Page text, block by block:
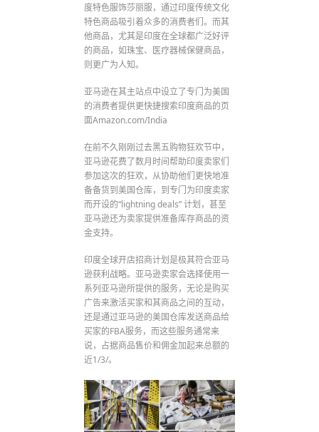
度特色服饰莎丽服，通过印度传统文化
特色商品吸引着众多的消费者们。而其
他商品，尤其是印度在全球都广泛好评
的商品，如珠宝、医疗器械保健商品，
则更广为人知。
亚马逊在其主站点中设立了专门为美国
的消费者提供更快捷搜索印度商品的页
面Amazon.com/India
在前不久刚刚过去黑五购物狂欢节中，
亚马逊花费了数月时间帮助印度卖家们
参加这次的狂欢，从协助他们更快地准
备备货到美国仓库，到专门为印度卖家
而开设的“lightning deals” 计划，甚至
亚马逊还为卖家提供准备库存商品的资
金支持。
印度全球开店招商计划是极其符合亚马
逊获利战略。亚马逊卖家会选择使用一
系列亚马逊所提供的服务，无论是购买
广告来激活买家和其商品之间的互动，
还是通过亚马逊的美国仓库发送商品给
买家的FBA服务，而这些服务通常来
说，占据商品售价和佣金加起来总额的
近1/3/。